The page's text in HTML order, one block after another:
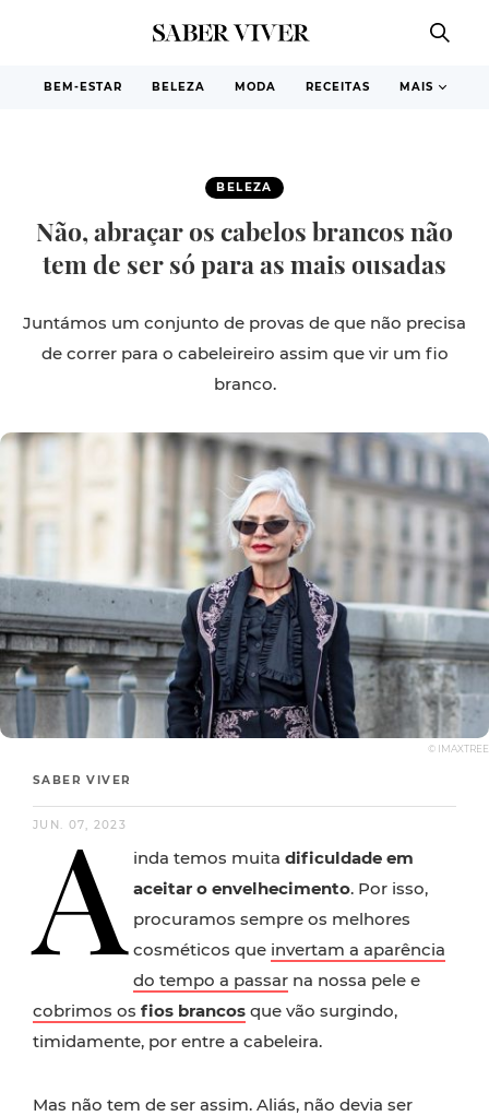
BEM-ESTAR BELEZA MODA RECEITAS MAIS
BELEZA
Não, abraçar os cabelos brancos não
tem de ser só para as mais ousadas
Juntámos um conjunto de provas de que não precisa
de correr para o cabeleireiro assim que vir um fio
branco.
© IMAXTREE
SABER VIVER
JUN. 07, 2023
A inda temos muita dificuldade em
aceitar o envelhecimento. Por isso,
procuramos sempre os melhores
cosméticos que invertam a aparência
do tempo a passar na nossa pele e
cobrimos os fios brancos que vão surgindo,
timidamente, por entre a cabeleira.
Mas não tem de ser assim. Aliás, não devia ser